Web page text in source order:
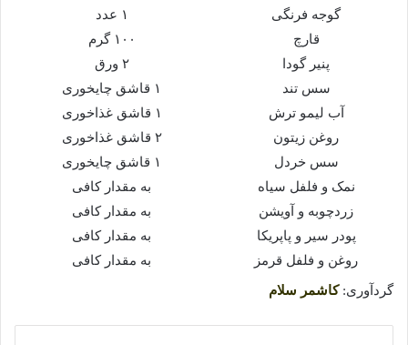
گوجه فرنگی
۱ عدد
قارچ
۱۰۰ گرم
پنیر گودا
۲ ورق
سس تند
۱ قاشق چایخوری
آب لیمو ترش
۱ قاشق غذاخوری
روغن زیتون
۲ قاشق غذاخوری
سس خردل
۱ قاشق چایخوری
نمک و فلفل سیاه
به مقدار کافی
زردچوبه و آویشن
به مقدار کافی
پودر سیر و پاپریکا
به مقدار کافی
روغن و فلفل قرمز
به مقدار کافی
گردآوری:کاشمر سلام